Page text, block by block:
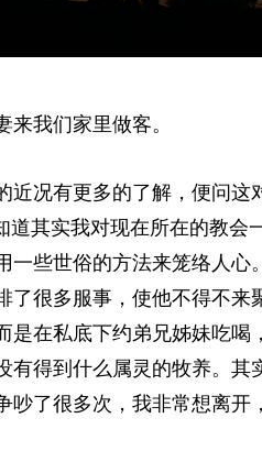
我们家里做客。
近况有更多的了解，便问
道其实我对现在所在的教
一些世俗的方法来笼络人
很多服事，使他不得不
是在私底下约弟兄姊妹吃
有得到什么属灵的牧养。
吵了很多次，我非常想离